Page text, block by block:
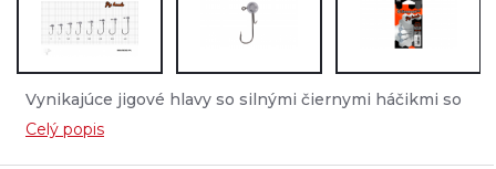
Vynikajúce jigové hlavy so silnými čiernymi háčikmi so
zaobleným kolienkom, ktoré zabezpečujú bezpečný lov
trofejných dravcov....
Celý popis